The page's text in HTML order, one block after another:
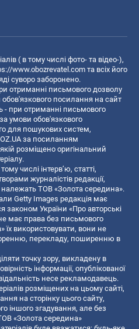
( в тому числі фото- та відео-),
www.obozrevatel.com та всіх його
суворо заборонено.
отриманні письмового дозволу
посилання на сайт
- при отриманні письмового
умови обов'язкового
для пошукових систем,
за посиланням
розміщено оригінальний
числі інтерв’ю, статті,
журналістів редакції,
ТОВ «Золота середина».
Getty Images редакція має
законом України «Про авторські
має права без письмового
їх використовувати, вони не
перекладу, поширенню в
точку зору, викладену в
інформації, опублікованої
несе рекламодавець.
розміщених на цьому сайті,
на сторінку цього сайту,
іншого згадування, але без
«Золота середина»